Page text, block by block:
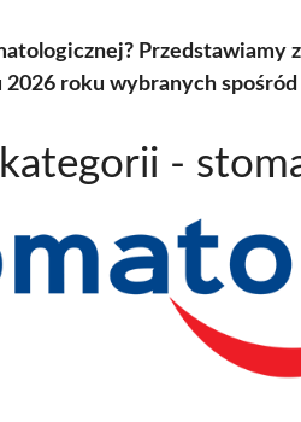
Przedstawiamy
roku wybranych
-